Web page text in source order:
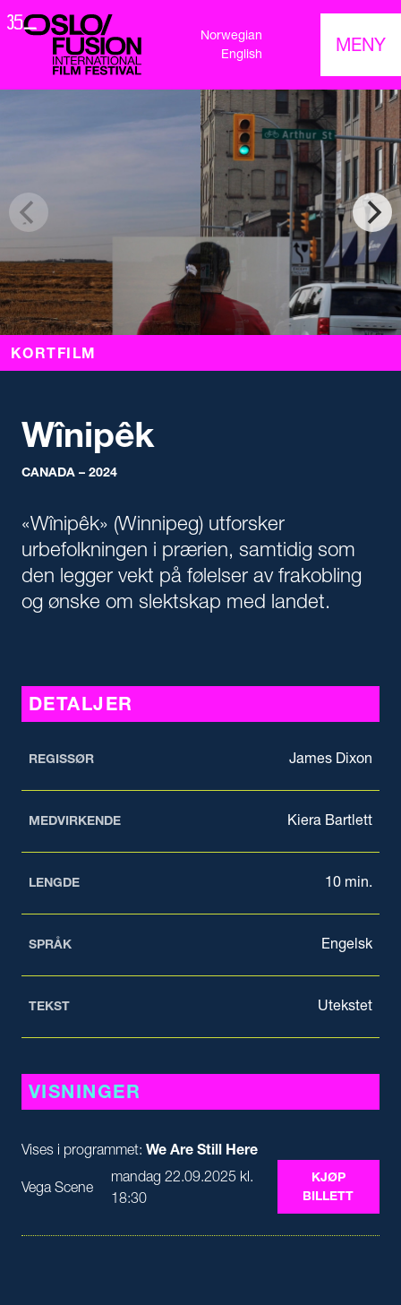
Norwegian
English
MENY
KORTFILM
Wînipêk
CANADA – 2024
«Wînipêk» (Winnipeg) utforsker
urbefolkningen i prærien, samtidig som
den legger vekt på følelser av frakobling
og ønske om slektskap med landet.
VISNINGER
Vises i programmet: We Are Still Here
Vega Scene
mandag 22.09.2025 kl.
18:30
KJØP
BILLETT
DETALJER
REGISSØR James Dixon
MEDVIRKENDE Kiera Bartlett
LENGDE 10 min.
SPRÅK Engelsk
TEKST Utekstet